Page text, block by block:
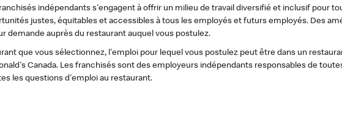
indépendants s'engagent à offrir un milieu de travail diversifié et inclusif pour
justes, équitables et accessibles à tous les employés et futurs employés. Des
demande auprès du restaurant auquel vous postulez.
que vous sélectionnez, l'emploi pour lequel vous postulez peut être dans un
Canada. Les franchisés sont des employeurs indépendants responsables de
les questions d'emploi au restaurant.